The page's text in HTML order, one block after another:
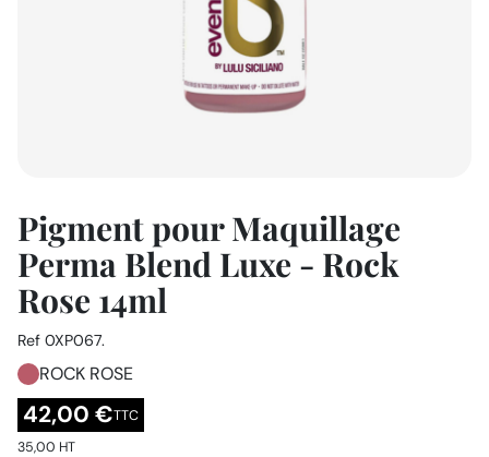
Pigment pour Maquillage
Perma Blend Luxe - Rock
Rose 14ml
Ref 0XP067.
ROCK ROSE
42,00 €TTC
35,00 HT